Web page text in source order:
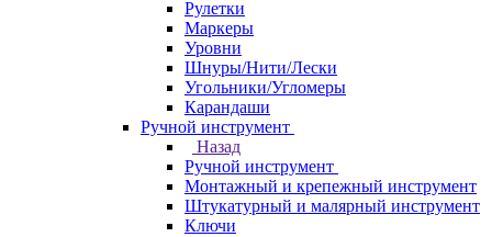
Рулетки
Маркеры
Уровни
Шнуры/Нити/Лески
Угольники/Угломеры
Карандаши
Ручной инструмент
Назад
Ручной инструмент
Монтажный и крепежный инструмент
Штукатурный и малярный инструмент
Ключи